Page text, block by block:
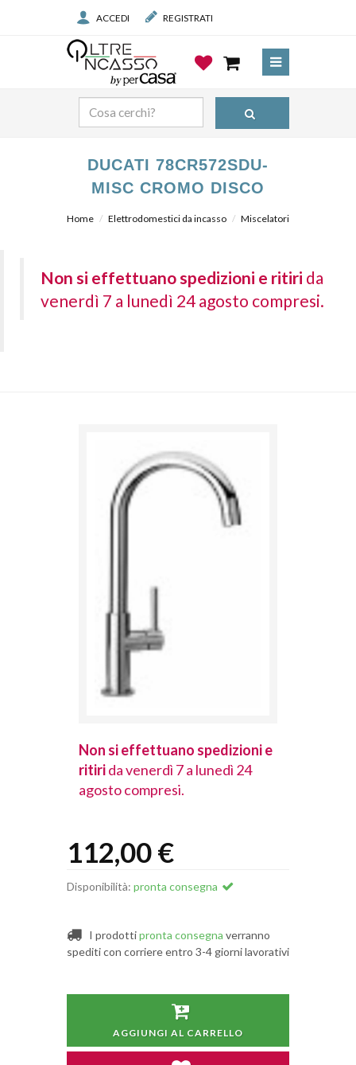
ACCEDI REGISTRATI
DUCATI 78CR572SDU-
MISC CROMO DISCO
Home Elettrodomestici da incasso Miscelatori
Non si effettuano spedizioni e ritiri da
venerdì 7 a lunedì 24 agosto compresi.
Non si effettuano spedizioni e
ritirida venerdì 7 a lunedì 24
agosto compresi.
112,00 €
Disponibilità: pronta consegna
I prodottipronta consegna verranno
spediti con corriere entro 3-4 giorni lavorativi
AGGIUNGI AL CARRELLO